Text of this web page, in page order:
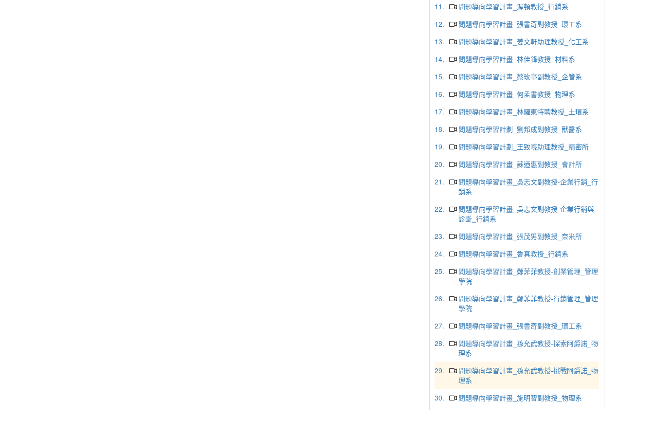
11.
問題導向學習計畫_渥頓教授_行銷系
12.
問題導向學習計畫_張書奇副教授_環工系
13.
問題導向學習計畫_姜文軒助理教授_化工系
14.
問題導向學習計畫_林佳鋒教授_材料系
15.
問題導向學習計畫_蔡玫亭副教授_企管系
16.
問題導向學習計畫_何孟書教授_物理系
17.
問題導向學習計畫_林耀東特聘教授_土環系
18.
問題導向學習計劃_劉邦成副教授_獸醫系
19.
問題導向學習計劃_王致喨助理教授_精密所
20.
問題導向學習計畫_蘇迺惠副教授_會計所
21.
問題導向學習計畫_吳志文副教授-企業行銷_行
銷系
22.
問題導向學習計畫_吳志文副教授-企業行銷與
診斷_行銷系
23.
問題導向學習計畫_張茂男副教授_奈米所
24.
問題導向學習計畫_魯真教授_行銷系
25.
問題導向學習計畫_鄭菲菲教授-創業管理_管理
學院
26.
問題導向學習計畫_鄭菲菲教授-行銷管理_管理
學院
27.
問題導向學習計畫_張書奇副教授_環工系
28.
問題導向學習計畫_孫允武教授-探索阿爵諾_物
理系
29.
問題導向學習計畫_孫允武教授-挑戰阿爵諾_物
理系
30.
問題導向學習計畫_施明智副教授_物理系